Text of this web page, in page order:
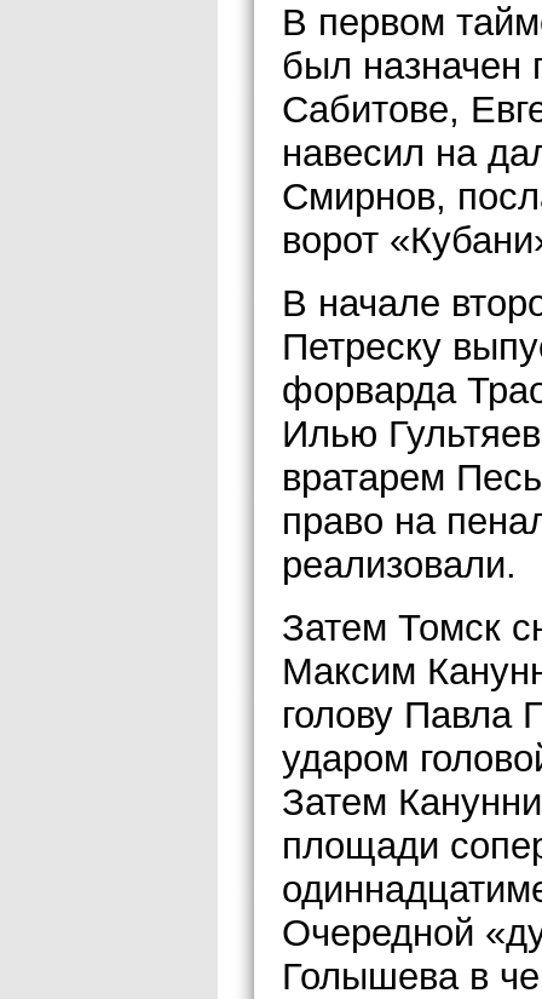
В первом
был назначен
Сабитове,
навесил на
Смирнов,
ворот
В начале
Петреску
форварда
Илью
вратарем
право на
реализовали.
Затем Томск
Максим
голову Павла
ударом
Затем
площади
Очередной
Голышева в